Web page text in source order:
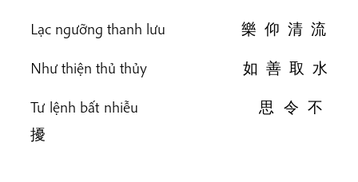
Lạc ngưỡng thanh lưu 樂 仰 清 流
Như thiện thủ thủy 如 善 取 水
Tư lệnh bất nhiễu 思 令 不
擾